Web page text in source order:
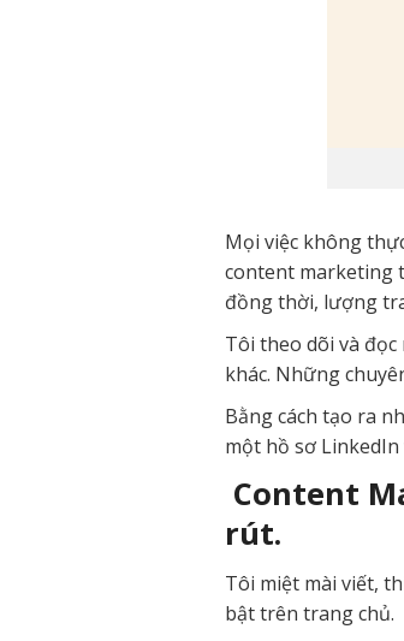
Mọi việc không
content marketing
đồng thời, lượng
Tôi theo dõi và
khác. Những
Bằng cách tạo ra
một hồ sơ
Content
rút.
Tôi miệt mài viết,
bật trên trang chủ.